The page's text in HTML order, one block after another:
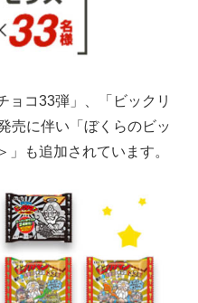
ョコ33弾」、「ビックリ
売に伴い「ぼくらのビッ
」も追加されています。